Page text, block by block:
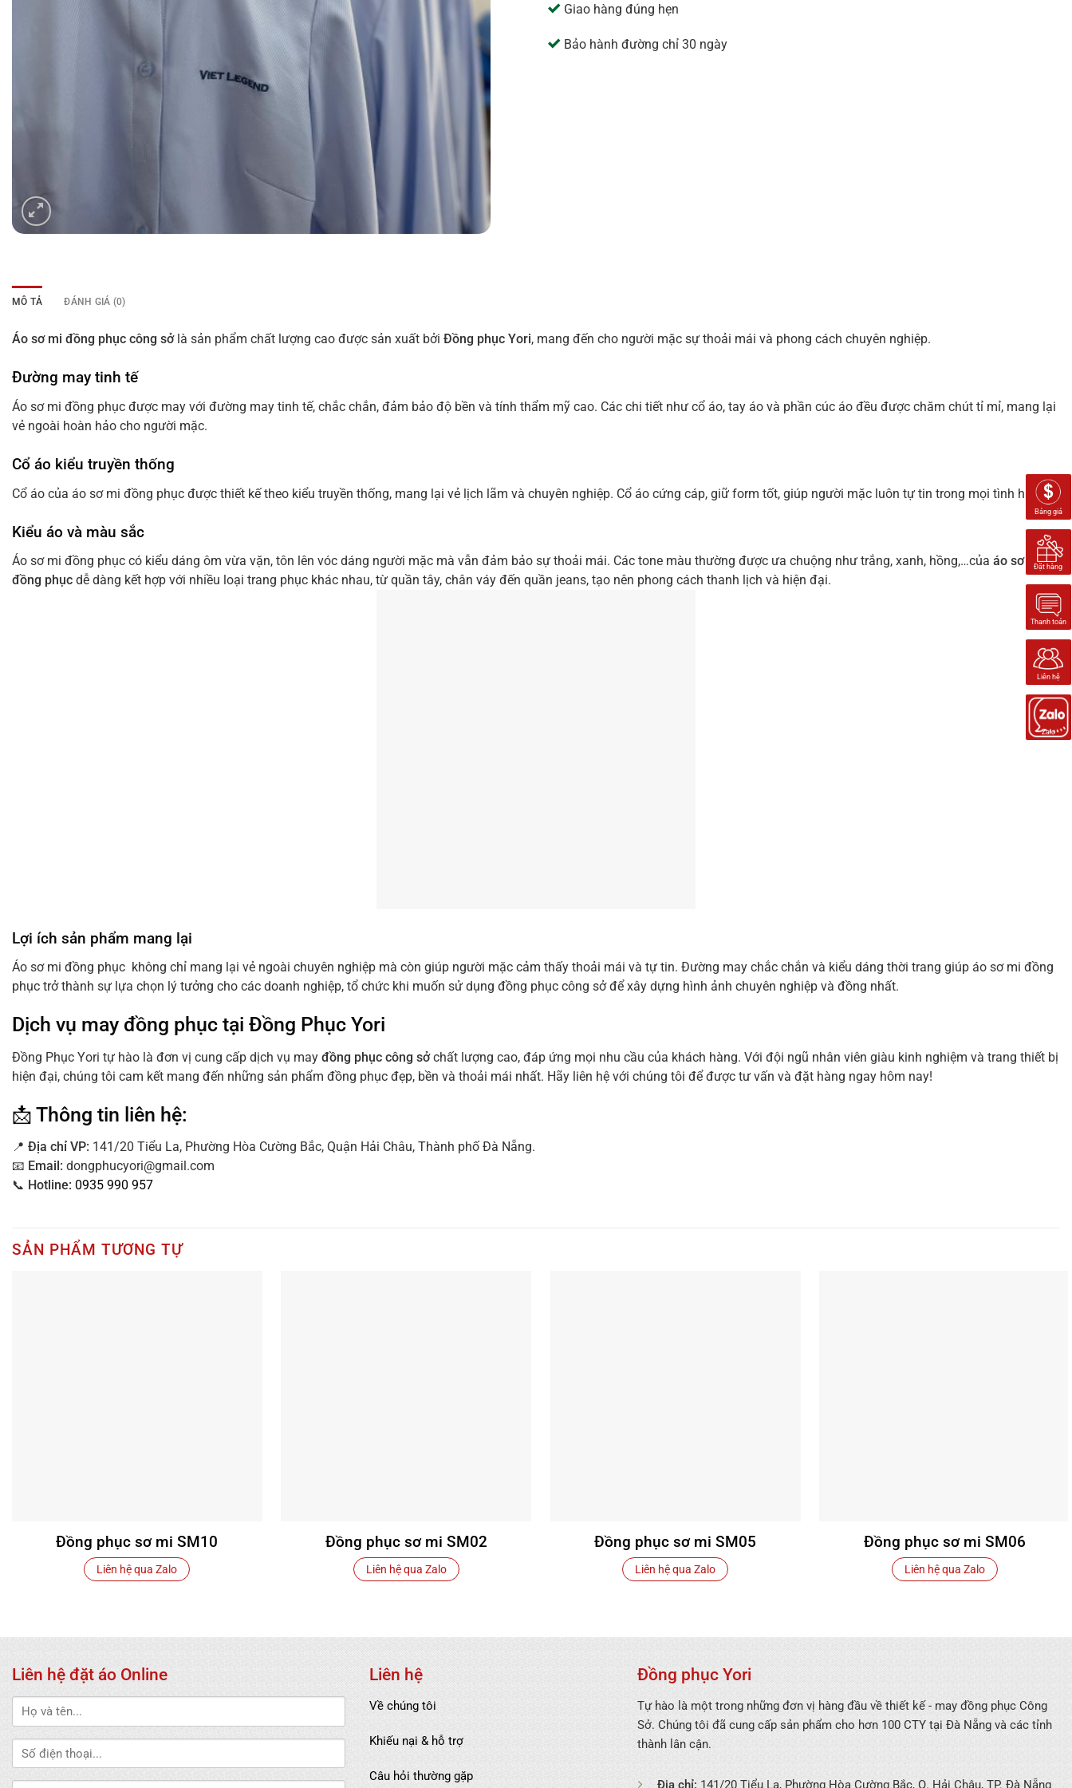
Giao hàng đúng hẹn
Bảo hành đường chỉ 30 ngày
MÔ TẢ ĐÁNH GIÁ (0)
Áo sơ mi đồng phục công sởlà sản phẩm chất lượng cao được sản xuất bởi Đồng phục Yori, mang đến cho người mặc sự thoải mái và phong cách chuyên nghiệp.
Đường may tinh tế
Áo sơ mi đồng phục được may với đường may tinh tế, chắc chắn, đảm bảo độ bền và tính thẩm mỹ cao. Các chi tiết như cổ áo, tay áo và phần cúc áo đều được chăm chút tỉ mỉ, mang lại
vẻ ngoài hoàn hảo cho người mặc.
Cổ áo kiểu truyền thống
Cổ áo của áo sơ mi đồng phục được thiết kế theo kiểu truyền thống, mang lại vẻ lịch lãm và chuyên nghiệp. Cổ áo cứng cáp, giữ form tốt, giúp người mặc luôn tự tin trong mọi tình huống.
Kiểu áo và màu sắc
Áo sơ mi đồng phục có kiểu dáng ôm vừa vặn, tôn lên vóc dáng người mặc mà vẫn đảm bảo sự thoải mái. Các tone màu thường được ưa chuộng như trắng, xanh, hồng,…của áo sơ mi
đồng phục dễ dàng kết hợp với nhiều loại trang phục khác nhau, từ quần tây, chân váy đến quần jeans, tạo nên phong cách thanh lịch và hiện đại.
Lợi ích sản phẩm mang lại
Áo sơ mi đồng phục không chỉ mang lại vẻ ngoài chuyên nghiệp mà còn giúp người mặc cảm thấy thoải mái và tự tin. Đường may chắc chắn và kiểu dáng thời trang giúp áo sơ mi đồng
phục trở thành sự lựa chọn lý tưởng cho các doanh nghiệp, tổ chức khi muốn sử dụng đồng phục công sở để xây dựng hình ảnh chuyên nghiệp và đồng nhất.
Dịch vụ may đồng phục tại Đồng Phục Yori
Đồng Phục Yori tự hào là đơn vị cung cấp dịch vụ may đồng phục công sởchất lượng cao, đáp ứng mọi nhu cầu của khách hàng. Với đội ngũ nhân viên giàu kinh nghiệm và trang thiết bị
hiện đại, chúng tôi cam kết mang đến những sản phẩm đồng phục đẹp, bền và thoải mái nhất. Hãy liên hệ với chúng tôi để được tư vấn và đặt hàng ngay hôm nay!
📩 Thông tin liên hệ:
📍 Địa chỉ VP: 141/20 Tiểu La, Phường Hòa Cường Bắc, Quận Hải Châu, Thành phố Đà Nẵng.
📧 Email: dongphucyori@gmail.com
📞 Hotline: 0935 990 957
SẢN PHẨM TƯƠNG TỰ
Đồng phục sơ mi SM10
Liên hệ qua Zalo
Đồng phục sơ mi SM02
Liên hệ qua Zalo
Đồng phục sơ mi SM05
Liên hệ qua Zalo
Đồng phục sơ mi SM06
Liên hệ qua Zalo
Liên hệ đặt áo Online Liên hệ
Về chúng tôi
Khiếu nại & hỗ trợ
Câu hỏi thường gặp
Đồng phục Yori
Tự hào là một trong những đơn vị hàng đầu về thiết kế - may đồng phục Công
Sở. Chúng tôi đã cung cấp sản phẩm cho hơn 100 CTY tại Đà Nẵng và các tỉnh
thành lân cận.
Địa chỉ: 141/20 Tiểu La, Phường Hòa Cường Bắc, Q. Hải Châu, TP. Đà Nẵng
Bảng giá
Đặt hàng
Thanh toán
Liên hệ
Zalo